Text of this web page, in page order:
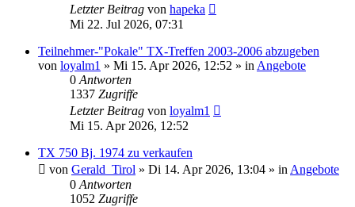
Letzter Beitrag von hapeka
Mi 22. Jul 2026, 07:31
Teilnehmer-"Pokale" TX-Treffen 2003-2006 abzugeben
von loyalm1 » Mi 15. Apr 2026, 12:52 » in Angebote
0 Antworten
1337 Zugriffe
Letzter Beitrag von loyalm1
Mi 15. Apr 2026, 12:52
TX 750 Bj. 1974 zu verkaufen
von Gerald_Tirol » Di 14. Apr 2026, 13:04 » in Angebote
0 Antworten
1052 Zugriffe